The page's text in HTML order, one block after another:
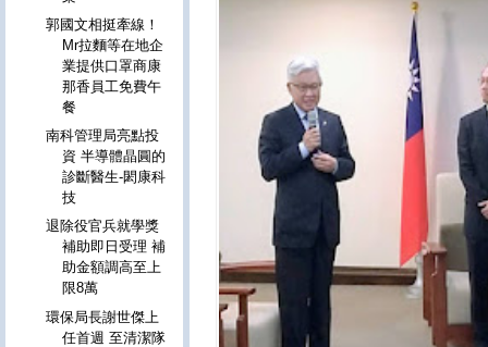
郭國文相挺牽線！
Mr拉麵等在地企
業提供口罩商康
那香員工免費午
餐
南科管理局亮點投
資 半導體晶圓的
診斷醫生-閎康科
技
退除役官兵就學獎
補助即日受理 補
助金額調高至上
限8萬
環保局長謝世傑上
任首週 至清潔隊